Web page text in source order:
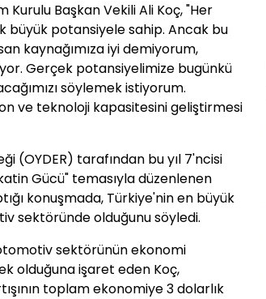
Kurulu Başkan Vekili Ali Koç, "Her
büyük potansiyele sahip. Ancak bu
kaynağımıza iyi demiyorum,
Gerçek potansiyelimize bugünkü
söylemek istiyorum.
ve teknoloji kapasitesini geliştirmesi
(OYDER) tarafından bu yıl 7'ncisi
Gücü" temasıyla düzenlenen
konuşmada, Türkiye'nin en büyük
sektöründe olduğunu söyledi.
sektörünün ekonomi
olduğuna işaret eden Koç,
toplam ekonomiye 3 dolarlık